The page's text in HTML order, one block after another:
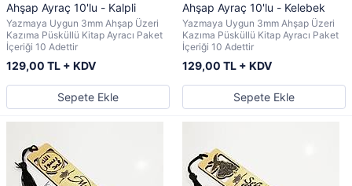
Ahşap Ayraç 10'lu - Kalpli
Yazmaya Uygun 3mm Ahşap Üzeri
Kazıma Püsküllü Kitap Ayracı Paket
İçeriği 10 Adettir
129,00 TL + KDV
Sepete Ekle
Ahşap Ayraç 10'lu - Kelebek
Yazmaya Uygun 3mm Ahşap Üzeri
Kazıma Püsküllü Kitap Ayracı Paket
İçeriği 10 Adettir
129,00 TL + KDV
Sepete Ekle